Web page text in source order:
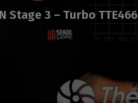
Stage 3 – Turbo TTE466